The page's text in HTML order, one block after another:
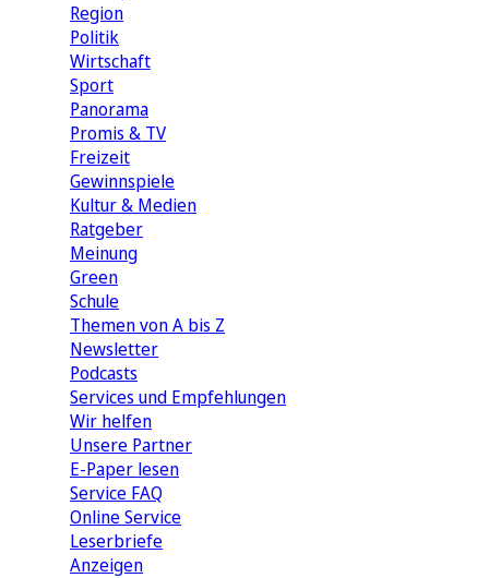
Region
Politik
Wirtschaft
Sport
Panorama
Promis & TV
Freizeit
Gewinnspiele
Kultur & Medien
Ratgeber
Meinung
Green
Schule
Themen von A bis Z
Newsletter
Podcasts
Services und Empfehlungen
Wir helfen
Unsere Partner
E-Paper lesen
Service FAQ
Online Service
Leserbriefe
Anzeigen